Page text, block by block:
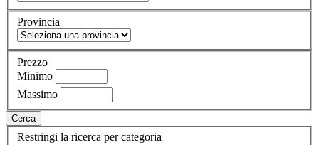
Provincia
Prezzo
Minimo
Massimo
Cerca
Restringi la ricerca per categoria